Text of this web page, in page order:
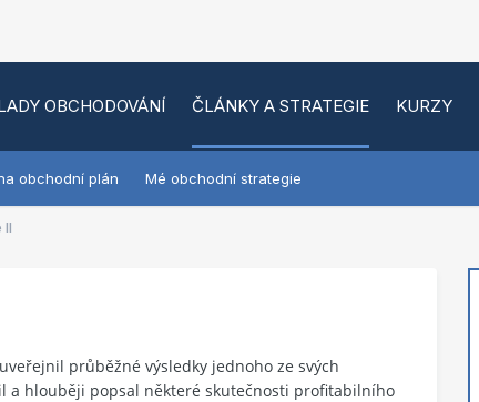
OBCHODOVÁNÍ ČLÁNKY A STRATEGIE KURZY
obchodní plán Mé obchodní strategie
uveřejnil průběžné výsledky jednoho ze svých
a hlouběji popsal některé skutečnosti profitabilního